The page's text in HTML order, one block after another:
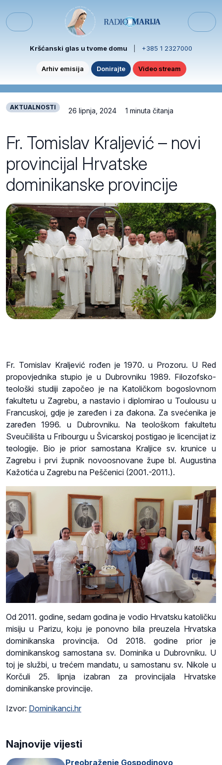
Menu
Kršćanski glas u tvome domu +385 1 2327000
Arhiv emisija Donirajte Video stream
AKTUALNOSTI 26 lipnja, 2024 1 minuta čitanja
Fr. Tomislav Kraljević – novi
provincijal Hrvatske
dominikanske provincije
Fr. Tomislav Kraljević rođen je 1970. u Prozoru. U Red
propovjednika stupio je u Dubrovniku 1989. Filozofsko-
teološki studiji započeo je na Katoličkom bogoslovnom
fakultetu u Zagrebu, a nastavio i diplomirao u Toulousu u
Francuskoj, gdje je zaređen i za đakona. Za svećenika je
zaređen 1996. u Dubrovniku. Na teološkom fakultetu
Sveučilišta u Fribourgu u Švicarskoj postigao je licencijat iz
teologije. Bio je prior samostana Kraljice sv. krunice u
Zagrebu i prvi župnik novoosnovane župe bl. Augustina
Kažotića u Zagrebu na Peščenici (2001.-2011.).
Od 2011. godine, sedam godina je vodio Hrvatsku katoličku
misiju u Parizu, koju je ponovno bila preuzela Hrvatska
dominikanska provincija. Od 2018. godine prior je
dominikanskog samostana sv. Dominika u Dubrovniku. U
toj je službi, u trećem mandatu, u samostanu sv. Nikole u
Korčuli 25. lipnja izabran za provincijala Hrvatske
dominikanske provincije.
Izvor: Dominikanci.hr
Najnovije vijesti
Preobraženje Gospodinovo